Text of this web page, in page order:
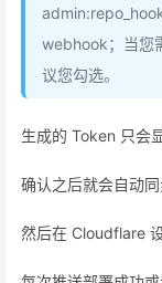
webhook；当您
议您勾选。
生成的 Token 只会
确认之后就会自动
然后在 Cloudflare